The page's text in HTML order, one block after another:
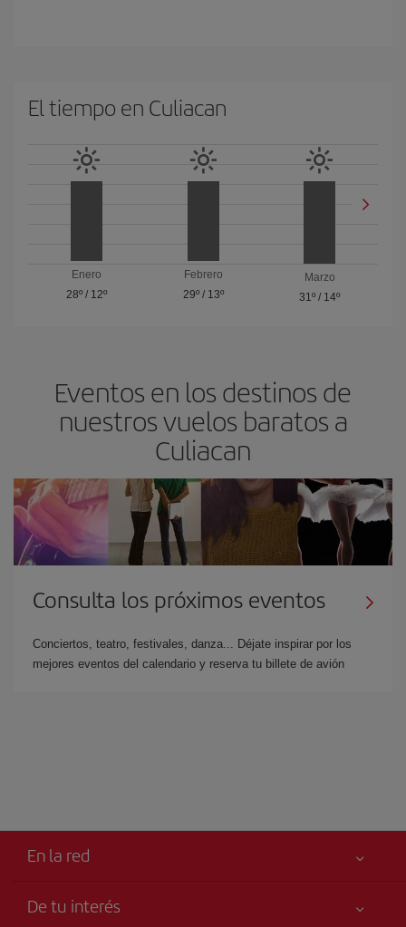
El tiempo en Culiacan
Enero
28º/ 12º
Febrero
29º/ 13º
Marzo
31º / 14º
Eventos en los destinos de
nuestros vuelos baratos a
Culiacan
Consulta los próximos eventos
Conciertos, teatro, festivales, danza... Déjate inspirar por los
mejores eventos del calendario y reserva tu billete de avión
En la red
De tu interés